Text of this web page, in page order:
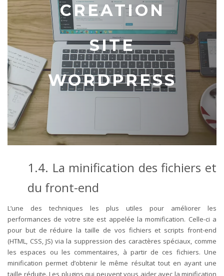
CREATION
SITE
WORDPRESS
1.4. La minification des fichiers et
du front-end
L’une des techniques les plus utiles pour améliorer les
performances de votre site est appelée la momification. Celle-ci a
pour but de réduire la taille de vos fichiers et scripts front-end
(HTML, CSS, JS) via la suppression des caractères spéciaux, comme
les espaces ou les commentaires, à partir de ces fichiers. Une
minification permet d’obtenir le même résultat tout en ayant une
taille réduite. Les plugins qui peuvent vous aider avec la minification